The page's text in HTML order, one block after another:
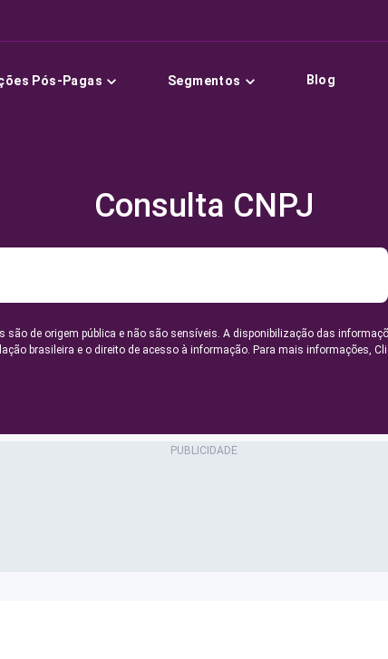
Pós-Pagas Segmentos Blog
Consulta CNPJ
são de origem pública e não são sensíveis. A disponibilização das
brasileira e o direito de acesso à informação. Para mais informações,